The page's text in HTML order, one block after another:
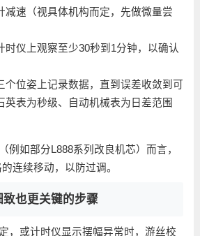
减速（视具体机构而定，先做微量尝
时仪上观察至少30秒到1分钟，以确认
个位姿上记录数据，直到误差收敛到可
英表为秒级、自动机械表为日差范围
例如部分L888系列改良机芯）而言，
连续移动，以防过调。
也更关键的步骤
，或计时仪显示摆幅异常时，游丝校